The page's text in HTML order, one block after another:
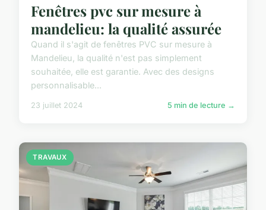
Fenêtres pvc sur mesure à
mandelieu: la qualité assurée
Quand il s'agit de fenêtres PVC sur mesure à
Mandelieu, la qualité n'est pas simplement
souhaitée, elle est garantie. Avec des designs
personnalisable...
23 juillet 2024 5 min de lecture →
TRAVAUX